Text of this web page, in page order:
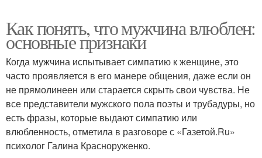
Как понять, что мужчина влюблен:
основные признаки
Когда мужчина испытывает симпатию к женщине, это
часто проявляется в его манере общения, даже если он
не прямолинеен или старается скрыть свои чувства. Не
все представители мужского пола поэты и трубадуры, но
есть фразы, которые выдают симпатию или
влюбленность, отметила в разговоре с «Газетой.Ru»
психолог Галина Красноруженко.